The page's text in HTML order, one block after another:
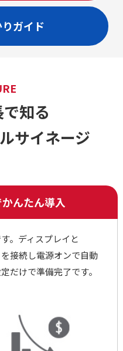
ガイド
知る
サイネージ
んたん導入
。ディスプレイと
接続し電源オンで自動
だけで準備完了です。